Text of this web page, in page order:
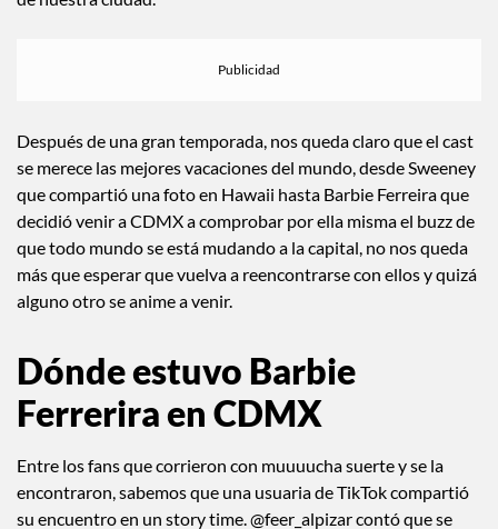
Después de una gran temporada, nos queda claro que el cast
se merece las mejores vacaciones del mundo, desde Sweeney
que compartió una foto en Hawaii hasta Barbie Ferreira que
decidió venir a CDMX a comprobar por ella misma el buzz de
que todo mundo se está mudando a la capital, no nos queda
más que esperar que vuelva a reencontrarse con ellos y quizá
Dónde estuvo Barbie
Ferrerira en CDMX
Entre los fans que corrieron con muuuucha suerte y se la
encontraron, sabemos que una usuaria de TikTok compartió